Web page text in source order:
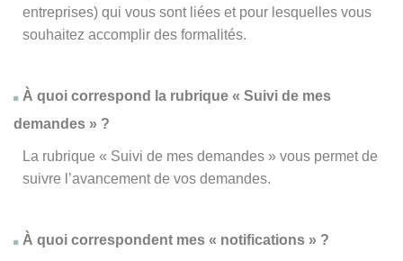
entreprises) qui vous sont liées et pour lesquelles vous
souhaitez accomplir des formalités.
À quoi correspond la rubrique « Suivi de mes
demandes » ?
La rubrique « Suivi de mes demandes » vous permet de
suivre l’avancement de vos demandes.
À quoi correspondent mes « notifications » ?